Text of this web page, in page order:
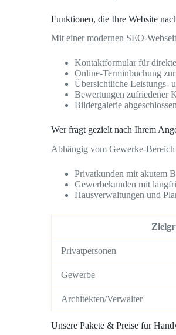
Funktionen, die Ihre Website
Mit einer modernen SEO-
Kontaktformular für
Online-Terminbuchung
Übersichtliche Leistungs-
Bewertungen zufriedener
Bildergalerie
Wer fragt gezielt nach Ihrem
Abhängig vom Gewerke-
Privatkunden mit akutem
Gewerbekunden mit
Hausverwaltungen und
Privatpersonen
Gewerbe
Architekten/Verwalter
Unsere Pakete & Preise für